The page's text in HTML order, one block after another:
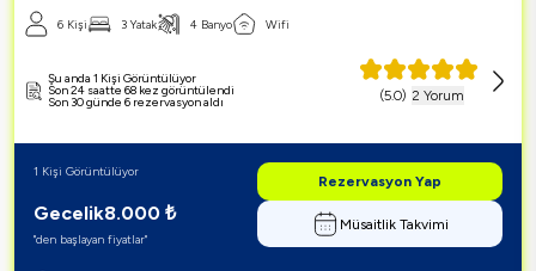
6 Kişi 3 Yatak 4 Banyo Wifi
(5.0) 2 Yorum
Şu anda 1 Kişi Görüntülüyor
Son 24 saatte 68 kez görüntülendi
Son 30 günde 6 rezervasyon aldı
Gecelik8.000 ₺
"den başlayan fiyatlar"
1 Kişi Görüntülüyor
Rezervasyon Yap
Müsaitlik Takvimi